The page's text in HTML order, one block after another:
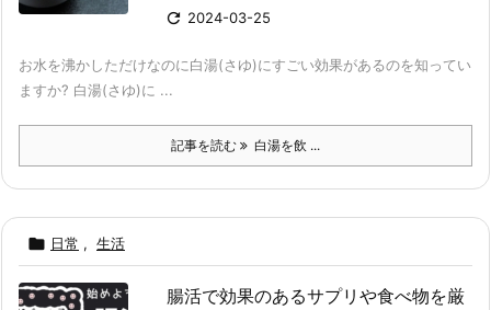
 2024-03-25
お水を沸かしただけなのに白湯(さゆ)にすごい効果があるのを知ってい
ますか? 白湯(さゆ)に ...
記事を読む 白湯を飲 ...
 日常 , 生活
腸活で効果のあるサプリや食べ物を厳